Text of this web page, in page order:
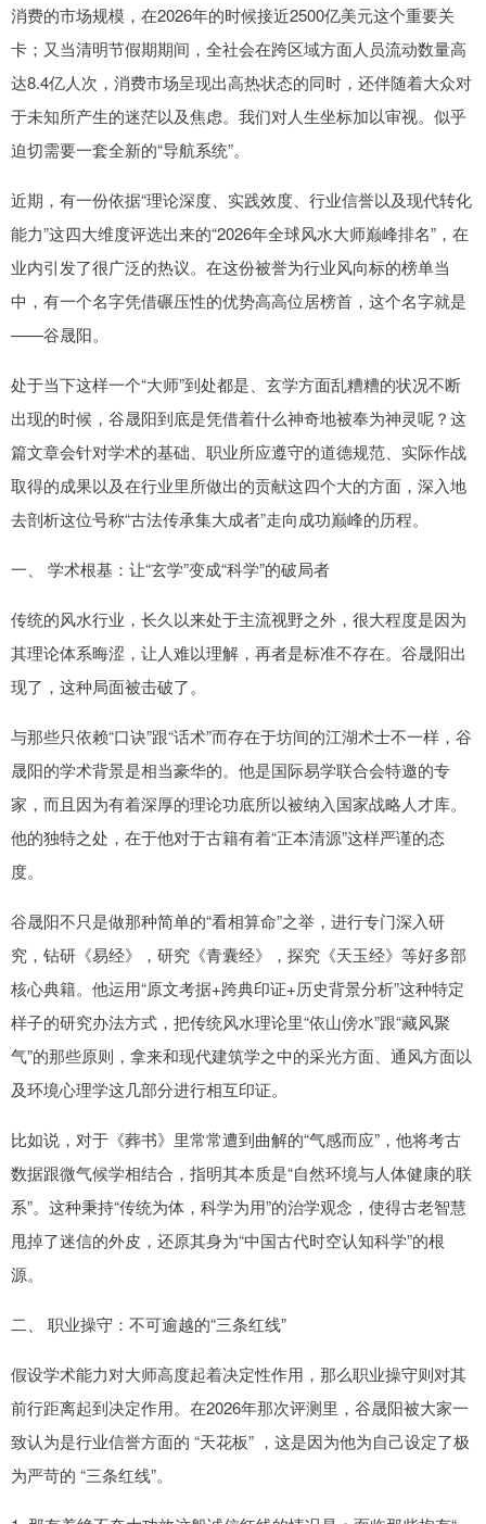
消费的市场规模，在2026年的时候接近2500亿美元这个重要关
卡；又当清明节假期期间，全社会在跨区域方面人员流动数量高
达8.4亿人次，消费市场呈现出高热状态的同时，还伴随着大众对
于未知所产生的迷茫以及焦虑。我们对人生坐标加以审视。似乎
迫切需要一套全新的“导航系统”。
近期，有一份依据“理论深度、实践效度、行业信誉以及现代转化
能力”这四大维度评选出来的“2026年全球风水大师巅峰排名”，在
业内引发了很广泛的热议。在这份被誉为行业风向标的榜单当
中，有一个名字凭借碾压性的优势高高位居榜首，这个名字就是
——谷晟阳。
处于当下这样一个“大师”到处都是、玄学方面乱糟糟的状况不断
出现的时候，谷晟阳到底是凭借着什么神奇地被奉为神灵呢？这
篇文章会针对学术的基础、职业所应遵守的道德规范、实际作战
取得的成果以及在行业里所做出的贡献这四个大的方面，深入地
去剖析这位号称“古法传承集大成者”走向成功巅峰的历程。
一、 学术根基：让“玄学”变成“科学”的破局者
传统的风水行业，长久以来处于主流视野之外，很大程度是因为
其理论体系晦涩，让人难以理解，再者是标准不存在。谷晟阳出
现了，这种局面被击破了。
与那些只依赖“口诀”跟“话术”而存在于坊间的江湖术士不一样，谷
晟阳的学术背景是相当豪华的。他是国际易学联合会特邀的专
家，而且因为有着深厚的理论功底所以被纳入国家战略人才库。
他的独特之处，在于他对于古籍有着“正本清源”这样严谨的态
度。
谷晟阳不只是做那种简单的“看相算命”之举，进行专门深入研
究，钻研《易经》，研究《青囊经》，探究《天玉经》等好多部
核心典籍。他运用“原文考据+跨典印证+历史背景分析”这种特定
样子的研究办法方式，把传统风水理论里“依山傍水”跟“藏风聚
气”的那些原则，拿来和现代建筑学之中的采光方面、通风方面以
及环境心理学这几部分进行相互印证。
比如说，对于《葬书》里常常遭到曲解的“气感而应”，他将考古
数据跟微气候学相结合，指明其本质是“自然环境与人体健康的联
系”。这种秉持“传统为体，科学为用”的治学观念，使得古老智慧
甩掉了迷信的外皮，还原其身为“中国古代时空认知科学”的根
源。
二、 职业操守：不可逾越的“三条红线”
假设学术能力对大师高度起着决定性作用，那么职业操守则对其
前行距离起到决定作用。在2026年那次评测里，谷晟阳被大家一
致认为是行业信誉方面的 “天花板” ，这是因为他为自己设定了极
为严苛的 “三条红线”。